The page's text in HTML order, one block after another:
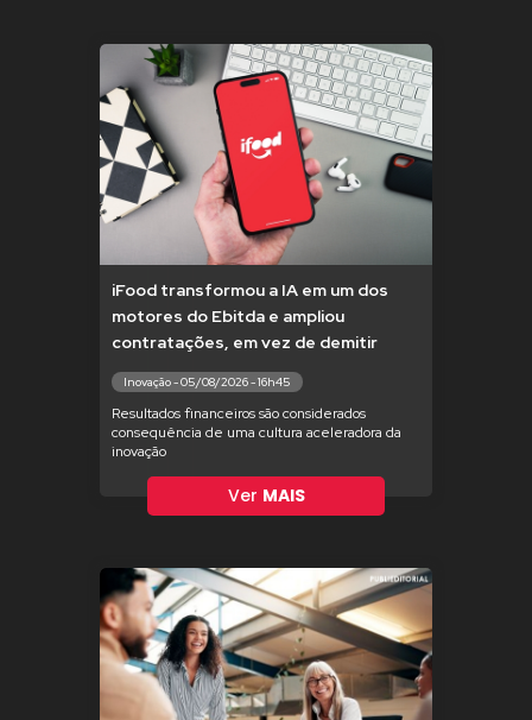
iFood transformou a IA em um dos
motores do Ebitda e ampliou
contratações, em vez de demitir
Inovação - 05/08/2026 - 16h45
Resultados financeiros são considerados
consequência de uma cultura aceleradora da
inovação
Ver MAIS